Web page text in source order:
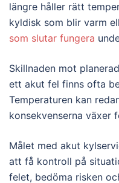
längre håller rätt
kyldisk som blir varm
som slutar fungera
Skillnaden mot
ett akut fel finns ofta
Temperaturen kan
konsekvenserna växer
Målet med akut
att få kontroll på
felet, bedöma risken